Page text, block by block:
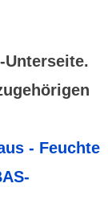
- Feuchte